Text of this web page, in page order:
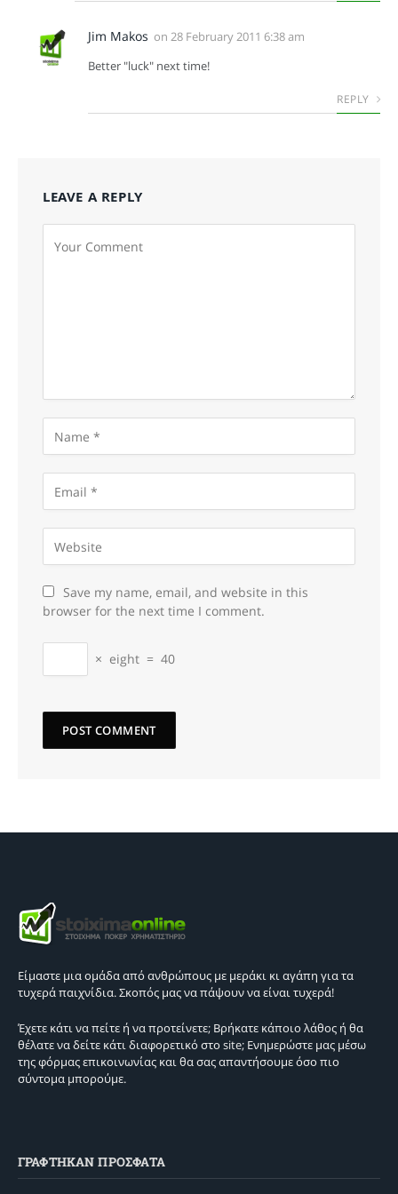
Jim Makos on 28 February 2011 6:38 am
Better "luck" next time!
REPLY
LEAVE A REPLY
Save my name, email, and website in this
browser for the next time I comment.
× eight = 40
Είμαστε μια ομάδα από ανθρώπους με μεράκι κι αγάπη για τα
τυχερά παιχνίδια. Σκοπός μας να πάψουν να είναι τυχερά!
Έχετε κάτι να πείτε ή να προτείνετε; Βρήκατε κάποιο λάθος ή θα
θέλατε να δείτε κάτι διαφορετικό στο site; Ενημερώστε μας μέσω
της φόρμας επικοινωνίας και θα σας απαντήσουμε όσο πιο
σύντομα μπορούμε.
ΓΡΑΦΤΗΚΑΝ ΠΡΟΣΦΑΤΑ